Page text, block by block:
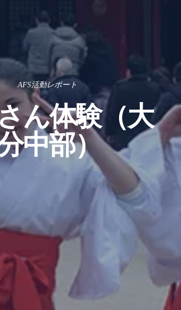
AFS活動レポート
ん体験（大
中部）